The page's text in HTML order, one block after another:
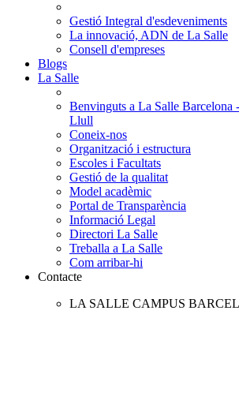
Gestió Integral d'esdeveniments
La innovació, ADN de La Salle
Consell d'empreses
Blogs
La Salle
Benvinguts a La Salle Barcelona
Llull
Coneix-nos
Organització i estructura
Escoles i Facultats
Gestió de la qualitat
Model acadèmic
Portal de Transparència
Informació Legal
Directori La Salle
Treballa a La Salle
Com arribar-hi
Contacte
LA SALLE CAMPUS